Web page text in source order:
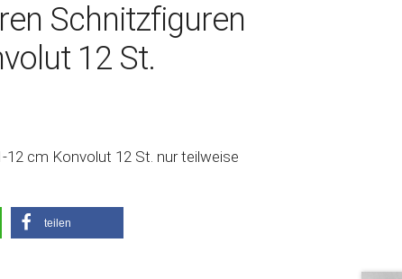
Schnitzfiguren
12 St.
12 cm Konvolut 12 St. nur teilweise
teilen